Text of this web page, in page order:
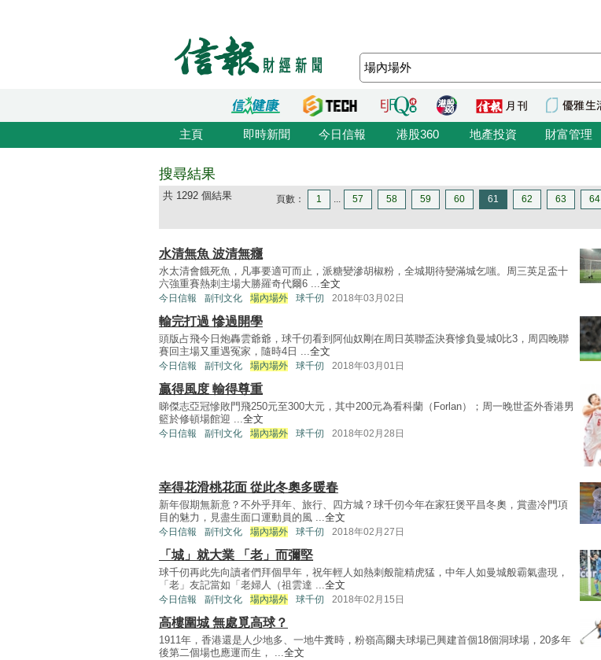
主頁 即時新聞 今日信報 港股360 地產投資 財富管理
搜尋結果
共 1292 個結果 頁數： 1 ... 57 58 59 60 61 62 63 64
水清無魚 波清無癮
水太清會餓死魚，凡事要適可而止，派糖變滲胡椒粉，全城期待變滿城乞嗤。周三英足盃十
六強重賽熱刺主場大勝羅奇代爾6 ...全文
今日信報 副刊文化 場內場外 球千仞 2018年03月02日
輸完打過 慘過開學
頭版占飛今日炮轟雲爺爺，球千仞看到阿仙奴剛在周日英聯盃決賽慘負曼城0比3，周四晚聯
賽回主場又重遇冤家，隨時4日 ...全文
今日信報 副刊文化 場內場外 球千仞 2018年03月01日
贏得風度 輸得尊重
睇傑志亞冠慘敗門飛250元至300大元，其中200元為看科蘭（Forlan）；周一晚世盃外香港男
籃於修頓場館迎 ...全文
今日信報 副刊文化 場內場外 球千仞 2018年02月28日
幸得花滑桃花面 從此冬奧多暖春
新年假期無新意？不外乎拜年、旅行、四方城？球千仞今年在家狂煲平昌冬奧，賞盡冷門項
目的魅力，見盡生面口運動員的風 ...全文
今日信報 副刊文化 場內場外 球千仞 2018年02月27日
「城」就大業 「老」而彌堅
球千仞再此先向讀者們拜個早年，祝年輕人如熱刺般龍精虎猛，中年人如曼城般霸氣盡現，
「老」友記當如「老婦人（祖雲達 ...全文
今日信報 副刊文化 場內場外 球千仞 2018年02月15日
高樓圍城 無處覓高球？
1911年，香港還是人少地多、一地牛糞時，粉嶺高爾夫球場已興建首個18個洞球場，20多年
後第二個場也應運而生， ...全文